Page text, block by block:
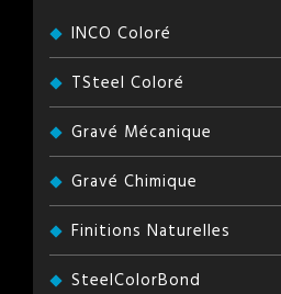
INCO Coloré
TSteel Coloré
Gravé Mécanique
Gravé Chimique
Finitions Naturelles
SteelColorBond